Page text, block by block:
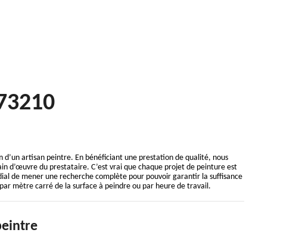
artisan peintre. En bénéficiant une prestation de qualité, nous
d’œuvre du prestataire. C’est vrai que chaque projet de peinture est
de mener une recherche complète pour pouvoir garantir la suffisance
mètre carré de la surface à peindre ou par heure de travail.